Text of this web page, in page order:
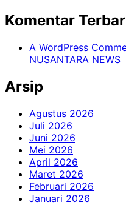
Komentar
A WordPress
NUSANTARA NEWS
Arsip
Agustus 2026
Juli 2026
Juni 2026
Mei 2026
April 2026
Maret 2026
Februari 2026
Januari 2026